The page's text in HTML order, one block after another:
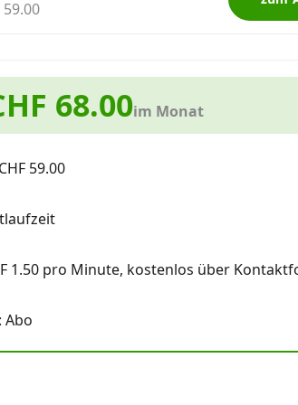
68.00im Monat
59.00
1.50 pro Minute, kostenlos über
Abo